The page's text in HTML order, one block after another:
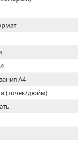
А4
(точек/дюйм)